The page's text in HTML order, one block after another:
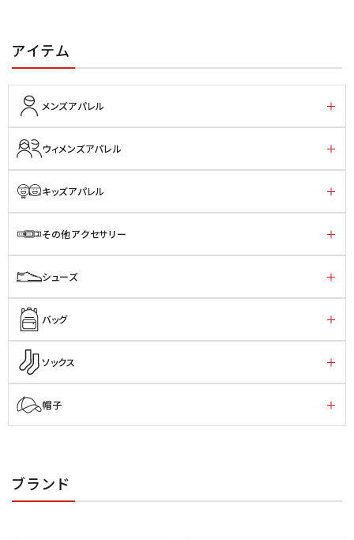
アイテム
メンズアパレル
ウィメンズアパレル
キッズアパレル
その他アクセサリー
シューズ
バッグ
ソックス
帽子
ブランド